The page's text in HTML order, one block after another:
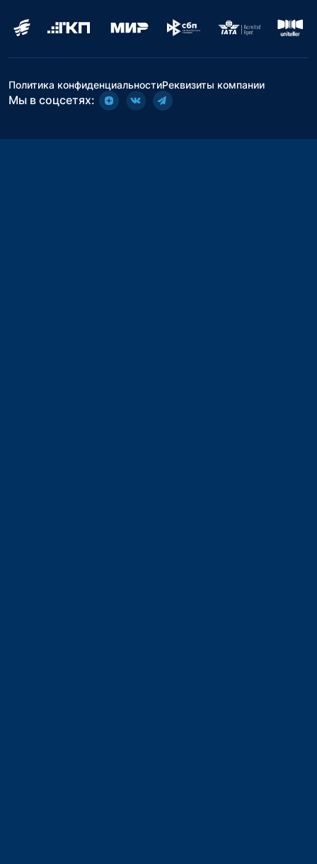
Политика конфиденциальностиРеквизиты компании
Мы в соцсетях: